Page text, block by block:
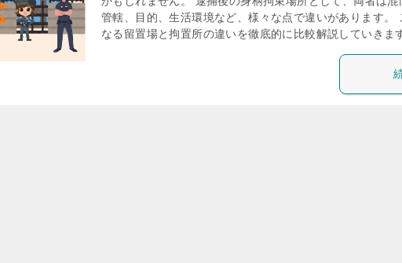
管轄、目的、生活環境など、様々な点で違いがあります。
なる留置場と拘置所の違いを徹底的に比較解説していきま